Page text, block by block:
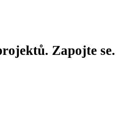
Zapojte se.